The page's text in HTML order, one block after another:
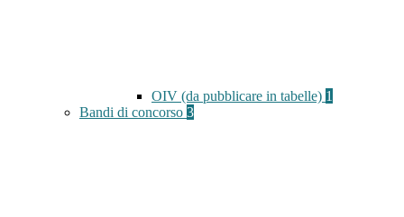
OIV (da pubblicare in tabelle) 1
Bandi di concorso 3